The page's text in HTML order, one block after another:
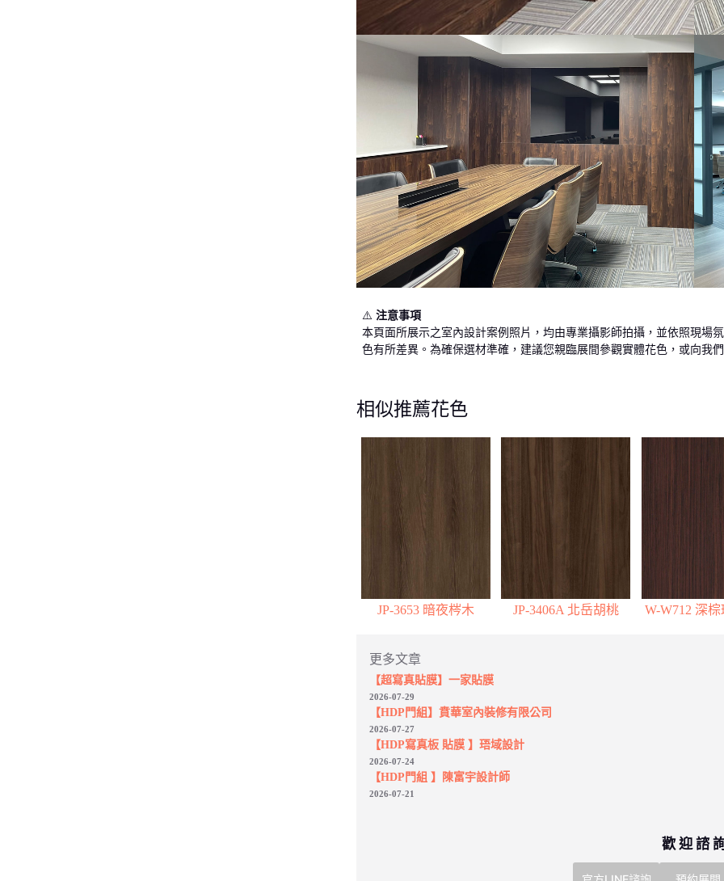
⚠️ 注意事項
本頁面所展示之室內設計案例照片，均由專業攝影師拍攝，並依照現場
色有所差異。為確保選材準確，建議您親臨展間參觀實體花色，或向我
相似推薦花色
JP-3653 暗夜梣木 JP-3406A 北岳胡桃 W-W712 深
更多文章
【超寫真貼膜】一家貼膜
2026-07-29
【HDP門組】賁華室內裝修有限公司
2026-07-27
【HDP寫真板 貼膜 】珸域設計
2026-07-24
【HDP門組 】陳富宇設計師
2026-07-21
歡 迎 諮